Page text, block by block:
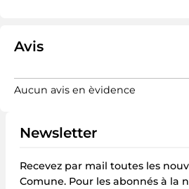
Avis
Aucun avis en èvidence
Newsletter
Recevez par mail toutes les
Comune. Pour les abonnés à la